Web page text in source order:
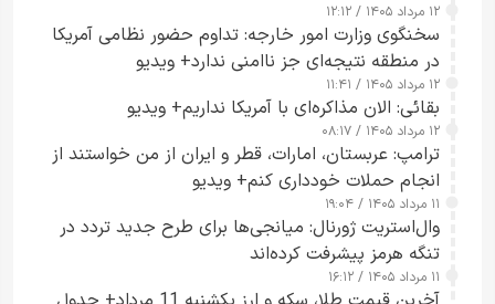
۱۲ مرداد ۱۴۰۵ / ۱۲:۱۲
سخنگوی وزارت امور خارجه: تداوم حضور نظامی آمریکا
در منطقه نتیجه‌ای جز ناامنی ندارد+ ویدیو
۱۲ مرداد ۱۴۰۵ / ۱۱:۴۱
بقائی: الان مذاکره‌ای با آمریکا نداریم+ ویدیو
۱۲ مرداد ۱۴۰۵ / ۰۸:۱۷
ترامپ: عربستان، امارات، قطر و ایران از من خواستند از
انجام حملات خودداری کنم+ ویدیو
۱۱ مرداد ۱۴۰۵ / ۱۹:۰۴
وال‌استریت ژورنال: میانجی‌ها برای طرح جدید تردد در
تنگه هرمز پیشرفت کرده‌اند
۱۱ مرداد ۱۴۰۵ / ۱۶:۱۲